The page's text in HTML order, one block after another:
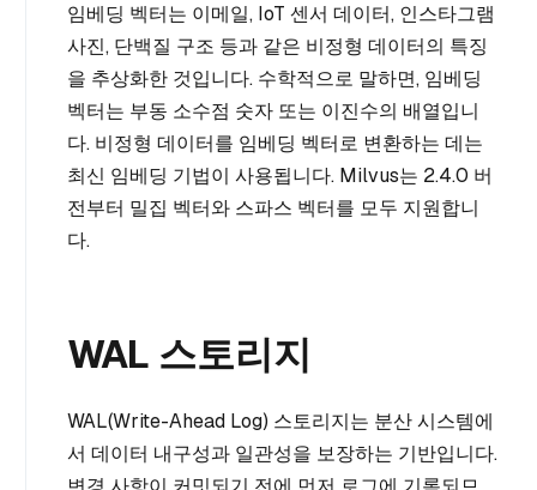
임베딩 벡터는 이메일, IoT 센서 데이터, 인스타그램
사진, 단백질 구조 등과 같은 비정형 데이터의 특징
을 추상화한 것입니다. 수학적으로 말하면, 임베딩
벡터는 부동 소수점 숫자 또는 이진수의 배열입니
다. 비정형 데이터를 임베딩 벡터로 변환하는 데는
최신 임베딩 기법이 사용됩니다. Milvus는 2.4.0 버
전부터 밀집 벡터와 스파스 벡터를 모두 지원합니
다.
WAL 스토리지
WAL(Write-Ahead Log) 스토리지는 분산 시스템에
서 데이터 내구성과 일관성을 보장하는 기반입니다.